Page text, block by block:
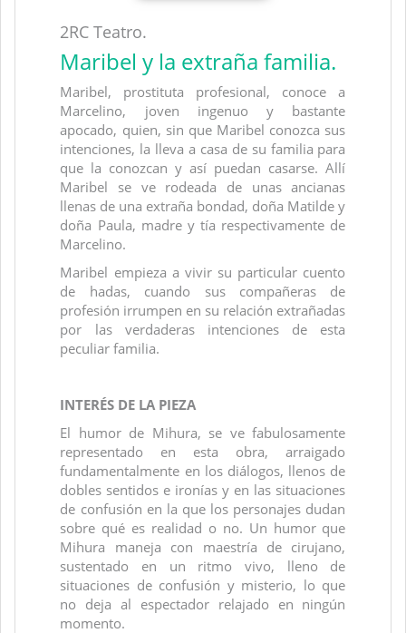
2RC Teatro.
Maribel y la extraña familia.
Maribel, prostituta profesional, conoce a
Marcelino, joven ingenuo y bastante
apocado, quien, sin que Maribel conozca sus
intenciones, la lleva a casa de su familia para
que la conozcan y así puedan casarse. Allí
Maribel se ve rodeada de unas ancianas
llenas de una extraña bondad, doña Matilde y
doña Paula, madre y tía respectivamente de
Marcelino.
Maribel empieza a vivir su particular cuento
de hadas, cuando sus compañeras de
profesión irrumpen en su relación extrañadas
por las verdaderas intenciones de esta
peculiar familia.
INTERÉS DE LA PIEZA
El humor de Mihura, se ve fabulosamente
representado en esta obra, arraigado
fundamentalmente en los diálogos, llenos de
dobles sentidos e ironías y en las situaciones
de confusión en la que los personajes dudan
sobre qué es realidad o no. Un humor que
Mihura maneja con maestría de cirujano,
sustentado en un ritmo vivo, lleno de
situaciones de confusión y misterio, lo que
no deja al espectador relajado en ningún
momento.